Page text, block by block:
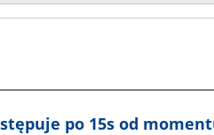
po 15s od